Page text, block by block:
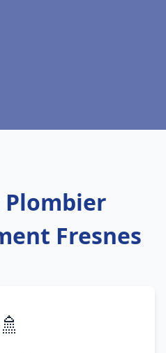
Plombier
Fresnes
🚿